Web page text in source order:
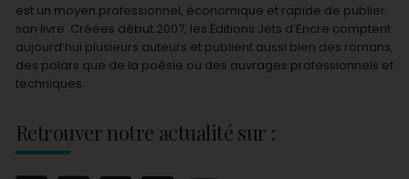
est un moyen professionnel, économique et rapide de publier
son livre. Créées début 2007, les Éditions Jets d’Encre comptent
aujourd’hui plusieurs auteurs et publient aussi bien des romans,
des polars que de la poésie ou des ouvrages professionnels et
techniques.
Retrouver notre actualité sur :